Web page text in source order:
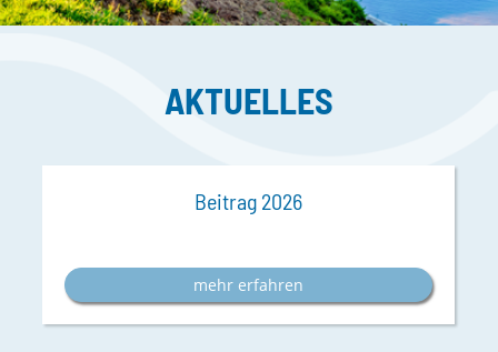
AKTUELLES
Beitrag 2026
mehr erfahren